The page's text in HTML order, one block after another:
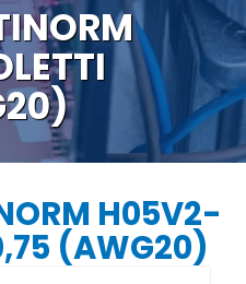
H05V2-
(AWG20)